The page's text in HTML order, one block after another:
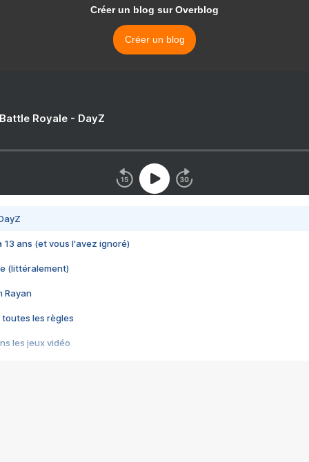
Créer un blog sur Overblog
Créer un blog
Royale - DayZ
13 ans (et vous l'avez ignoré)
(littéralement)
Rayan
toutes les règles
les jeux vidéo